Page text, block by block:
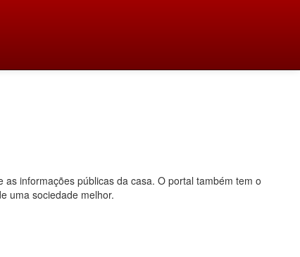
informações públicas da casa. O portal também tem o
uma sociedade melhor.